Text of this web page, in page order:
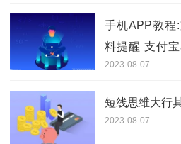
手机APP教程
料提醒 支付
法
2023-08-07
短线思维大行
2023-08-07